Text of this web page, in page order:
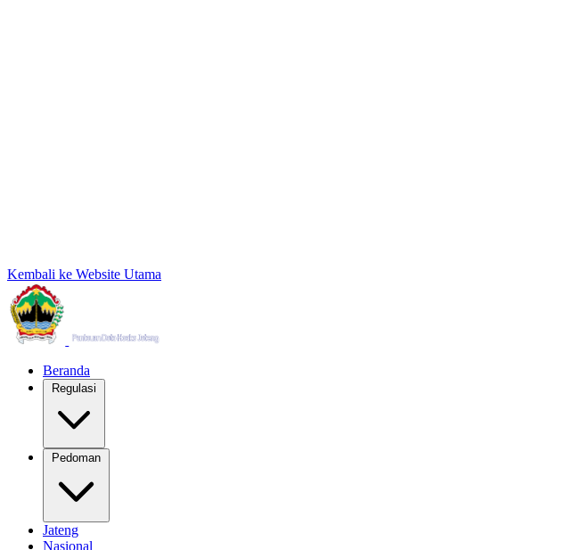
Kembali ke Website Utama
Beranda
Regulasi
Pedoman
Jateng
Nasional